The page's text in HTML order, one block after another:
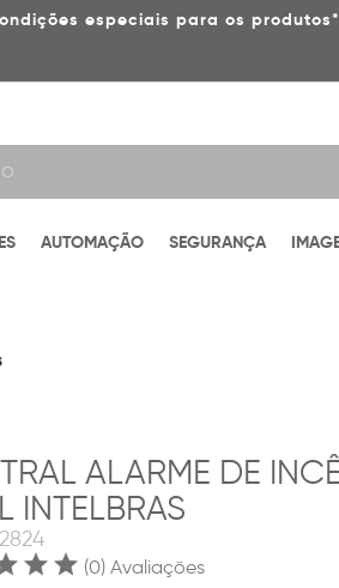
especiais para os produtos*
AUTOMAÇÃO SEGURANÇA
ALARME DE
INTELBRAS
(0) Avaliações